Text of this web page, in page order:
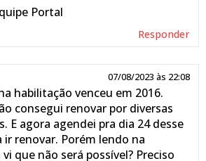
Portal
Responder
07/08/2023 às 22:08
habilitação venceu em 2016.
consegui renovar por diversas
E agora agendei pra dia 24 desse
ir renovar. Porém lendo na
que não será possível? Preciso